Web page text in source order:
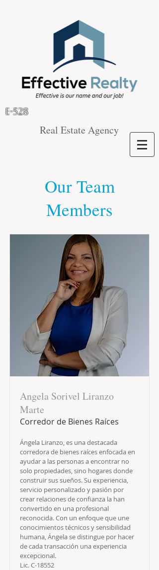
E-528
Real Estate Agency
Our Team
Members
Angela Sorivel Liranzo
Marte
Corredor de Bienes Raíces
Ángela Liranzo, es una destacada
corredora de bienes raíces enfocada en
ayudar a las personas a encontrar no
solo propiedades, sino hogares donde
construir sus sueños. Su experiencia,
servicio personalizado y pasión por
crear relaciones de confianza la han
convertido en una profesional
reconocida. Con un enfoque que une
conocimientos técnicos y sensibilidad
humana, Ángela se distingue por hacer
de cada transacción una experiencia
excepcional.
Lic. C-18552